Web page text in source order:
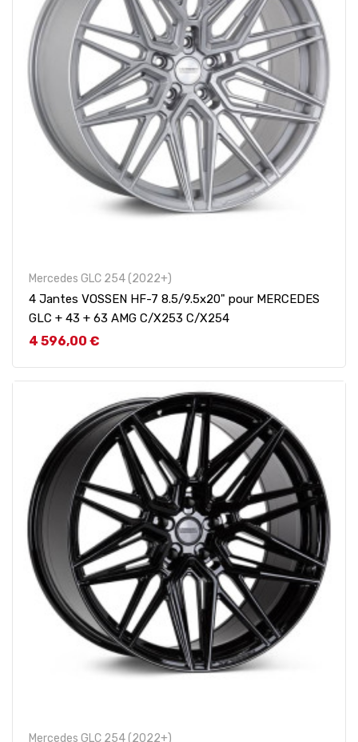
Mercedes GLC 254 (2022+)
4 Jantes VOSSEN HF-7 8.5/9.5x20" pour MERCEDES
GLC + 43 + 63 AMG C/X253 C/X254
Prix
4 596,00 €
Mercedes GLC 254 (2022+)